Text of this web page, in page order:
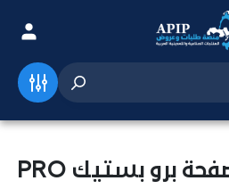
مرحبا بكم في صفحة برو بستيك PRO